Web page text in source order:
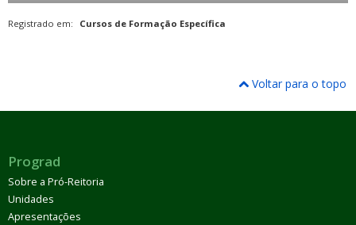
Registrado em: Cursos de Formação Específica
Voltar para o topo
Prograd
Sobre a Pró-Reitoria
Unidades
Apresentações